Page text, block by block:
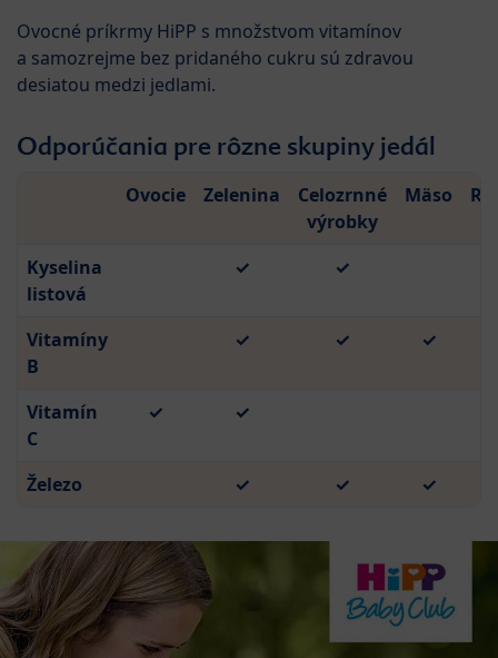
Ovocné príkrmy HiPP s množstvom vitamínov
a samozrejme bez pridaného cukru sú zdravou
desiatou medzi jedlami.
Odporúčania pre rôzne skupiny jedál
Ovocie Zelenina
Celozrnné
výrobky
Mäso
Kyselina
listová
✓ ✓
Vitamíny
B
✓ ✓ ✓
Vitamín
C
✓ ✓
Železo ✓ ✓ ✓